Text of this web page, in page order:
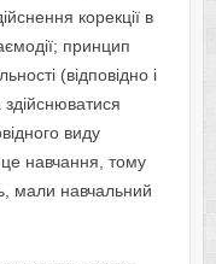
корекції в
принцип
(відповідно і
здійснюватися
виду
навчання, тому
мали навчальний